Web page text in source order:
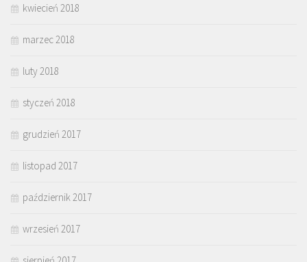
kwiecień 2018
marzec 2018
luty 2018
styczeń 2018
grudzień 2017
listopad 2017
październik 2017
wrzesień 2017